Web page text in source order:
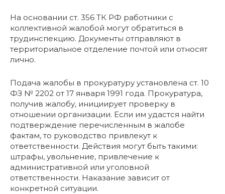
На основании ст. 356 ТК РФ работники с
коллективной жалобой могут обратиться в
трудинспекцию. Документы отправляют в
территориальное отделение почтой или относят
лично.
Подача жалобы в прокуратуру установлена ст. 10
ФЗ № 2202 от 17 января 1991 года. Прокуратура,
получив жалобу, инициирует проверку в
отношении организации. Если им удастся найти
подтверждение перечисленным в жалобе
фактам, то руководство привлекут к
ответственности. Действия могут быть такими:
штрафы, увольнение, привлечение к
административной или уголовной
ответственности. Наказание зависит от
конкретной ситуации.